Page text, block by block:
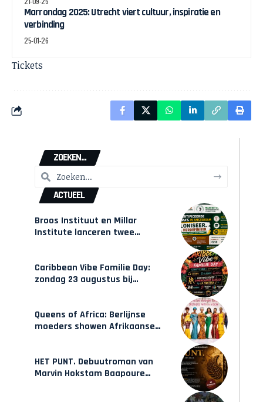
Marrondag 2025: Utrecht viert cultuur, inspiratie en
verbinding
25-01-26
Tickets
ZOEKEN...
ACTUEEL
Broos Instituut en Millar
Institute lanceren twee
Caribbean Vibe Familie Day:
zondag 23 augustus bij
Queens of Africa: Berlijnse
moeders showen Afrikaanse
HET PUNT. Debuutroman van
Marvin Hokstam Baapoure